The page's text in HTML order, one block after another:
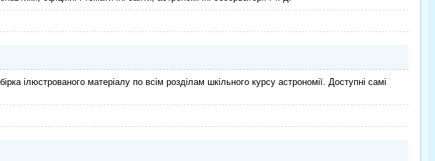
ілюстрованого матеріалу по всім розділам шкільного курсу астрономії. Доступні самі